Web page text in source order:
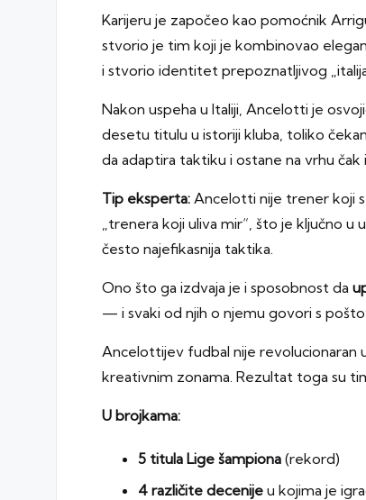
Karijeru je započeo kao pomoćnik
stvorio je tim koji je kombinovao
i stvorio identitet prepoznatljivog
Nakon uspeha u Italiji, Ancelotti je
desetu titulu u istoriji kluba, toliko
da adaptira taktiku i ostane na vrhu
Tip eksperta: Ancelotti nije trener koji
„trenera koji uliva mir“, što je ključno
često najefikasnija taktika.
Ono što ga izdvaja je i sposobnost da
— i svaki od njih o njemu govori s
Ancelottijev fudbal nije revolucionaran
kreativnim zonama. Rezultat toga su
U brojkama:
5 titula Lige šampiona (rekord)
4 različite decenije u kojima je